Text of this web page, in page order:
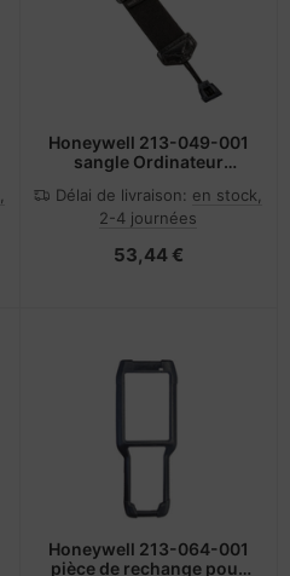
Honeywell 213-049-001
sangle Ordinateur
Délai de livraison: en stock,
2-4 journées
53,44 €
Honeywell 213-064-001
pièce de rechange pour